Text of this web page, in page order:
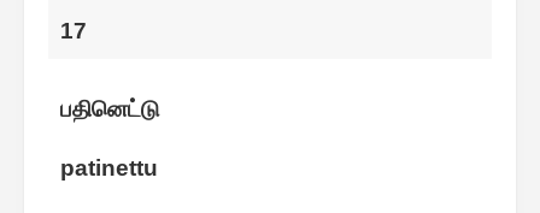
17
பதினெட்டு
patinettu